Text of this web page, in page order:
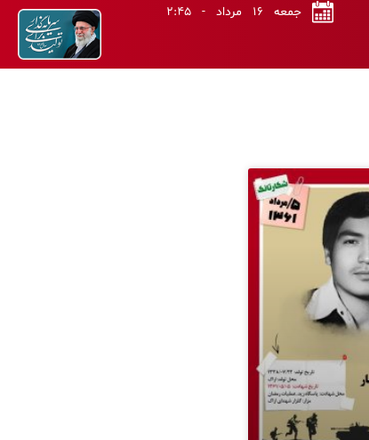
جمعه ۱۶ مرداد - ۲:۴۵